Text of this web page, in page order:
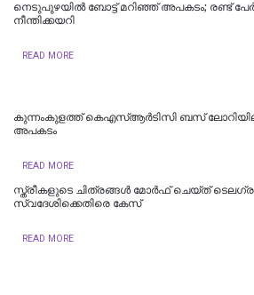
നെടുപുഴയില്‍ ബോട്ട് മറിഞ്ഞ് അപകടം; രണ്ട് പേര്‍
നീന്തിക്കയറി
READ MORE
കുന്നംകുളത്ത് കെഎസ്ആർടിസി ബസ് ലോറിയിലും
അപകടം
READ MORE
സ്ത്രീകളുടെ ചിത്രങ്ങൾ മോർഫ്‌ ചെയ്ത്‌
സ്വദേശിക്കെതിരെ കേസ്
READ MORE